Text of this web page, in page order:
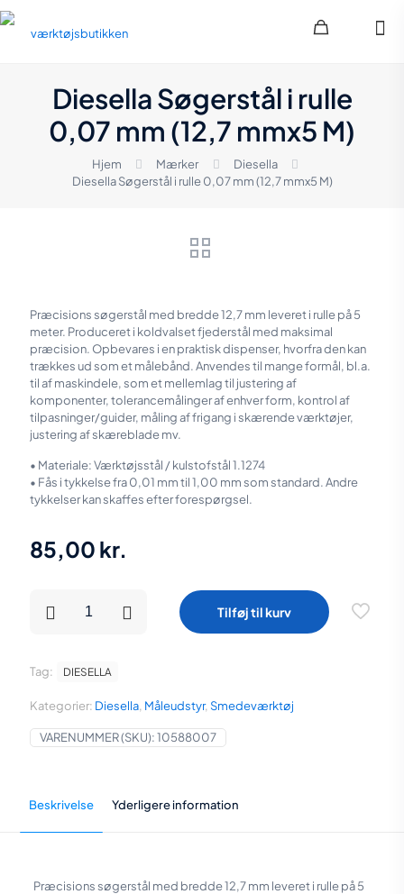
Diesella Søgerstål i rulle
0,07 mm (12,7 mmx5 M)
Hjem Mærker
Diesella
Diesella Søgerstål i rulle 0,07 mm (12,7 mmx5 M)
Præcisions søgerstål med bredde 12,7 mm leveret i rulle på 5
meter. Produceret i koldvalset fjederstål med maksimal
præcision. Opbevares i en praktisk dispenser, hvorfra den kan
trækkes ud som et målebånd. Anvendes til mange formål, bl.a.
til af maskindele, som et mellemlag til justering af
komponenter, tolerancemålinger af enhver form, kontrol af
tilpasninger/guider, måling af frigang i skærende værktøjer,
justering af skæreblade mv.
• Materiale: Værktøjsstål / kulstofstål 1.1274
• Fås i tykkelse fra 0,01 mm til 1,00 mm som standard. Andre
tykkelser kan skaffes efter forespørgsel.
85,00 kr.
0,07
mm
(12,7
mmx5
M)
antal
Tilføj til kurv
VARENUMMER (SKU):10588007
Kategorier: Diesella, Måleudstyr, Smedeværktøj
Tag: DIESELLA
Beskrivelse Yderligere information
Præcisions søgerstål med bredde 12,7 mm leveret i rulle på 5